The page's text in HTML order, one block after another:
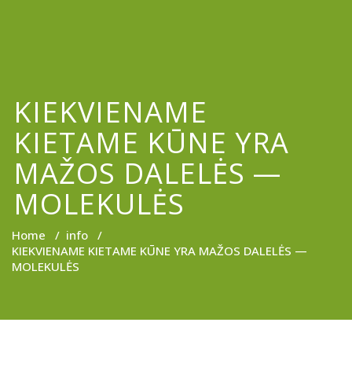
KIEKVIENAME
KIETAME KŪNE YRA
MAŽOS DALELĖS —
MOLEKULĖS
Home / info /
KIEKVIENAME KIETAME KŪNE YRA MAŽOS DALELĖS —
MOLEKULĖS